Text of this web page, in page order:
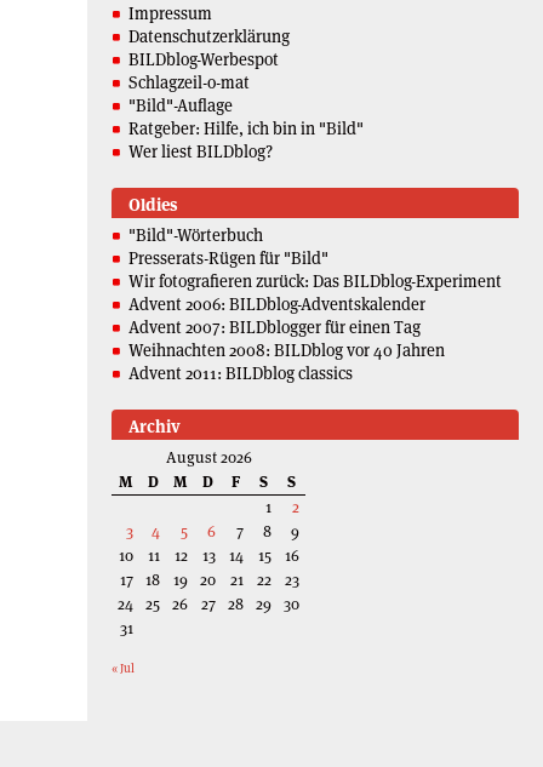
Impressum
Datenschutzerklärung
BILDblog-Werbespot
Schlagzeil-o-mat
"Bild"-Auflage
Ratgeber: Hilfe, ich bin in "Bild"
Wer liest BILDblog?
Oldies
"Bild"-Wörterbuch
Presserats-Rügen für "Bild"
Wir fotografieren zurück: Das BILDblog-Experiment
Advent 2006: BILDblog-Adventskalender
Advent 2007: BILDblogger für einen Tag
Weihnachten 2008: BILDblog vor 40 Jahren
Advent 2011: BILDblog classics
Archiv
August 2026
M
D M D F S
S
1
2
3
4 5 6 7 8
9
10
11 12 13 14 15
16
17 18 19 20 21 22
23
24 25 26 27 28 29 30
31
« Jul